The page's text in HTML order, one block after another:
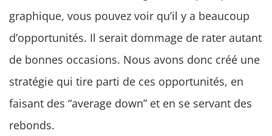
graphique, vous pouvez voir qu’il y a beaucoup
d’opportunités. Il serait dommage de rater autant
de bonnes occasions. Nous avons donc créé une
stratégie qui tire parti de ces opportunités, en
faisant des “average down” et en se servant des
rebonds.